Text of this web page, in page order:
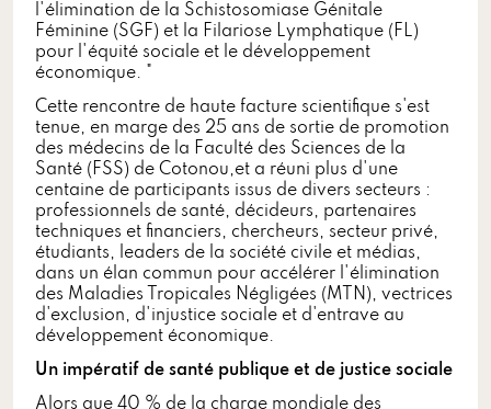
l'élimination de la Schistosomiase Génitale
Féminine (SGF) et la Filariose Lymphatique (FL)
pour l'équité sociale et le développement
économique. "
Cette rencontre de haute facture scientifique s'est
tenue, en marge des 25 ans de sortie de promotion
des médecins de la Faculté des Sciences de la
Santé (FSS) de Cotonou,et a réuni plus d'une
centaine de participants issus de divers secteurs :
professionnels de santé, décideurs, partenaires
techniques et financiers, chercheurs, secteur privé,
étudiants, leaders de la société civile et médias,
dans un élan commun pour accélérer l'élimination
des Maladies Tropicales Négligées (MTN), vectrices
d'exclusion, d'injustice sociale et d'entrave au
développement économique.
Un impératif de santé publique et de justice sociale
Alors que 40 % de la charge mondiale des